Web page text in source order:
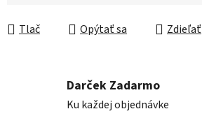
Tlač
Opýtať sa Zdieľať
Darček Zadarmo
Ku každej objednávke